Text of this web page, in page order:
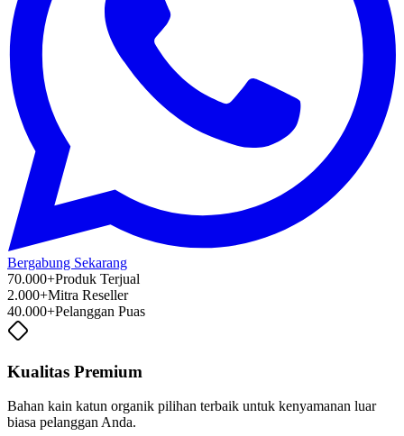
Bergabung Sekarang
70.000+Produk Terjual
2.000+Mitra Reseller
40.000+Pelanggan Puas
Kualitas Premium
Bahan kain katun organik pilihan terbaik untuk kenyamanan luar
biasa pelanggan Anda.